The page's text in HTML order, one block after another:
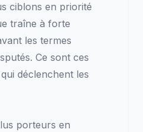
ciblons en priorité
traîne à forte
les termes
Ce sont ces
déclenchent les
porteurs en